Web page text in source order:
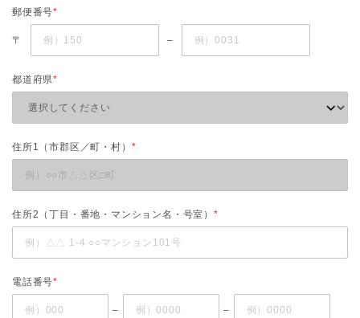
郵便番号*
〒 –
都道府県*
住所1（市郡区／町・村） *
住所2（丁目・番地・マンション名・号室） *
電話番号*
– –